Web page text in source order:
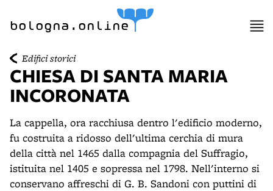
bologna.online
Edifici storici
CHIESA DI SANTA MARIA
INCORONATA
La cappella, ora racchiusa dentro l'edificio moderno,
fu costruita a ridosso dell'ultima cerchia di mura
della città nel 1465 dalla compagnia del Suffragio,
istituita nel 1405 e sopressa nel 1798. Nell'interno si
conservano affreschi di G. B. Sandoni con puttini di